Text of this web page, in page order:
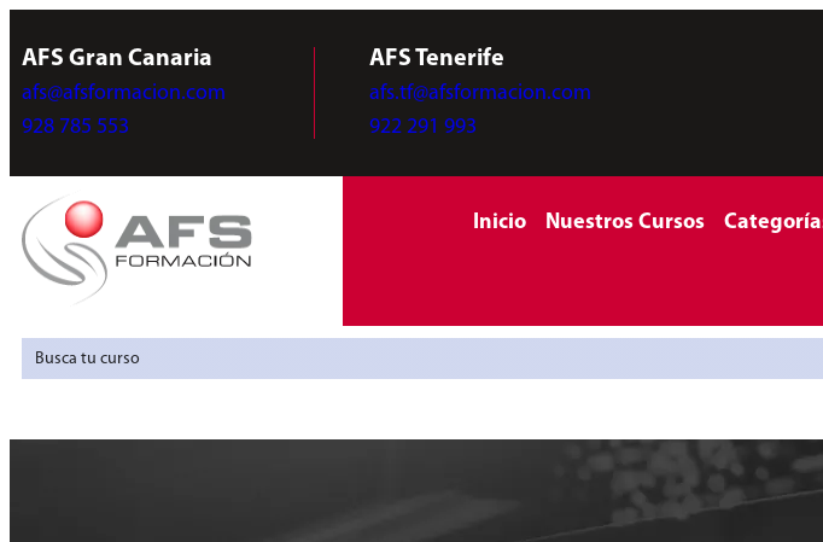
AFS Gran Canaria
afs@afsformacion.com
928 785 553
AFS Tenerife
afs.tf@afsformacion.com
922 291 993
Inicio Nuestros Cursos